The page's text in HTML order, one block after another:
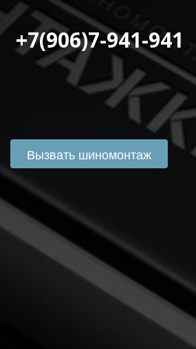
+7(906)7-941-941
Вызвать шиномонтаж